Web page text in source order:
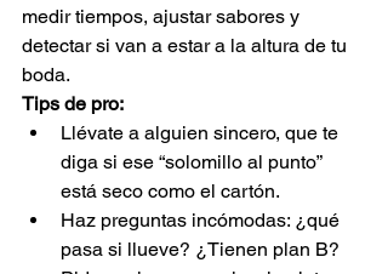
medir tiempos, ajustar sabores y
detectar si van a estar a la altura de tu
boda.
Tips de pro:
Llévate a alguien sincero, que te
diga si ese “solomillo al punto”
está seco como el cartón.
Haz preguntas incómodas: ¿qué
pasa si llueve? ¿Tienen plan B?